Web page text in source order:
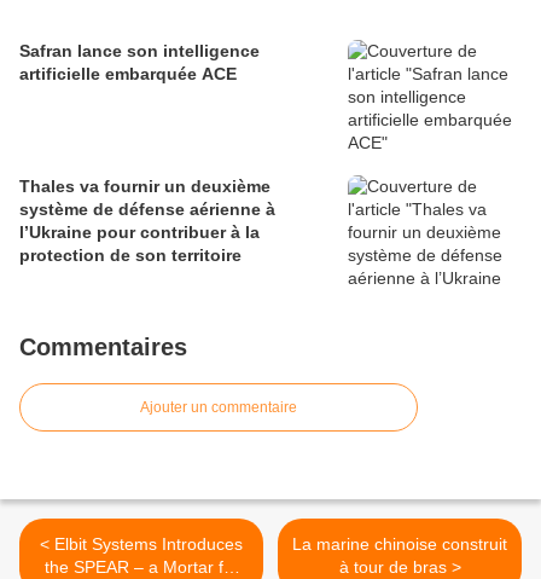
Safran lance son intelligence
artificielle embarquée ACE
Thales va fournir un deuxième
système de défense aérienne à
l’Ukraine pour contribuer à la
protection de son territoire
Commentaires
Ajouter un commentaire
< Elbit Systems Introduces
the SPEAR – a Mortar for
La marine chinoise construit
à tour de bras >